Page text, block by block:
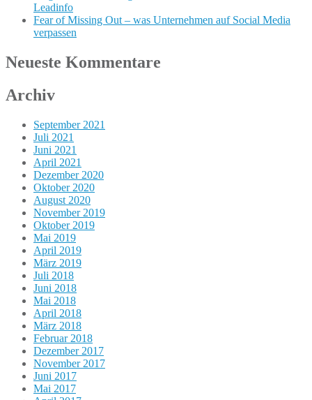
Leadinfo
Fear of Missing Out – was Unternehmen auf Social Media
verpassen
Neueste Kommentare
Archiv
September 2021
Juli 2021
Juni 2021
April 2021
Dezember 2020
Oktober 2020
August 2020
November 2019
Oktober 2019
Mai 2019
April 2019
März 2019
Juli 2018
Juni 2018
Mai 2018
April 2018
März 2018
Februar 2018
Dezember 2017
November 2017
Juni 2017
Mai 2017